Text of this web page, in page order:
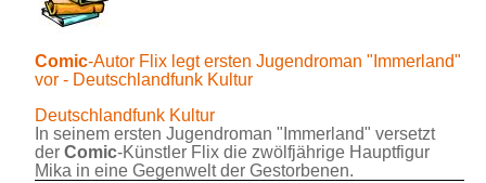
Comic-Autor Flix legt ersten Jugendroman "Immerland"
vor - Deutschlandfunk Kultur
Deutschlandfunk Kultur
In seinem ersten Jugendroman "Immerland" versetzt
der Comic-Künstler Flix die zwölfjährige Hauptfigur
Mika in eine Gegenwelt der Gestorbenen.